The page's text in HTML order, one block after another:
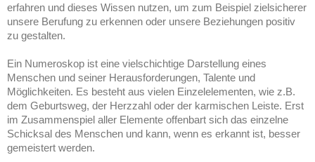
erfahren und dieses Wissen nutzen, um zum Beispiel zielsicherer
unsere Berufung zu erkennen oder unsere Beziehungen positiv
zu gestalten.
Ein Numeroskop ist eine vielschichtige Darstellung eines
Menschen und seiner Herausforderungen, Talente und
Möglichkeiten. Es besteht aus vielen Einzelelementen, wie z.B.
dem Geburtsweg, der Herzzahl oder der karmischen Leiste. Erst
im Zusammenspiel aller Elemente offenbart sich das einzelne
Schicksal des Menschen und kann, wenn es erkannt ist, besser
gemeistert werden.